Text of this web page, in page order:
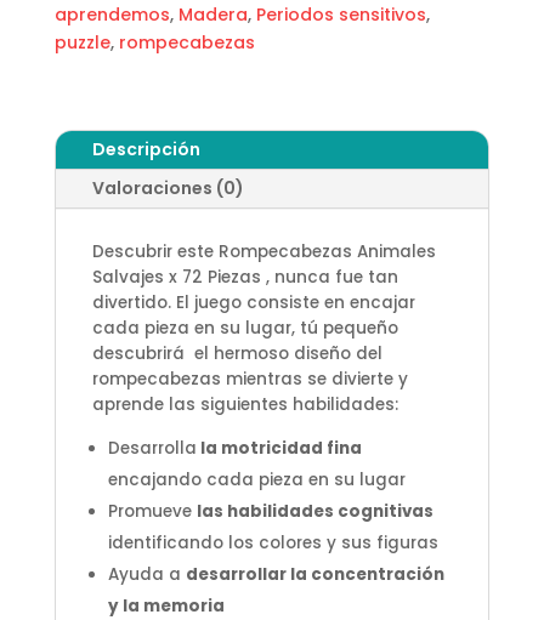
aprendemos, Madera, Periodos sensitivos,
puzzle, rompecabezas
Descripción
Valoraciones (0)
Descubrir este Rompecabezas Animales
Salvajes x 72 Piezas , nunca fue tan
divertido. El juego consiste en encajar
cada pieza en su lugar, tú pequeño
descubrirá el hermoso diseño del
rompecabezas mientras se divierte y
aprende las siguientes habilidades:
Desarrolla la motricidad fina
encajando cada pieza en su lugar
Promueve las habilidades cognitivas
identificando los colores y sus figuras
Ayuda a desarrollar la concentración
y la memoria